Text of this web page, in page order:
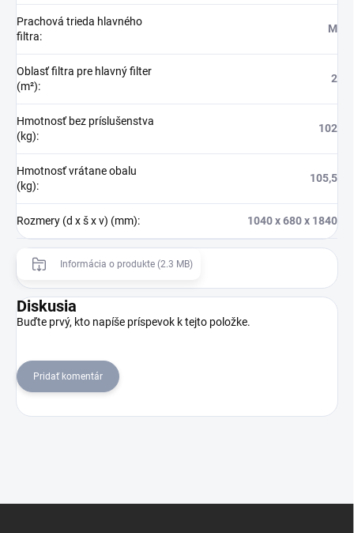
Prachová trieda hlavného
filtra:
M
Oblasť filtra pre hlavný filter
(m²):
2
Hmotnosť bez príslušenstva
(kg):
102
Hmotnosť vrátane obalu
(kg):
105,5
Rozmery (d x š x v) (mm): 1040 x 680 x 1840
Informácia o produkte (2.3 MB)
Diskusia
Buďte prvý, kto napíše príspevok k tejto položke.
Pridať komentár